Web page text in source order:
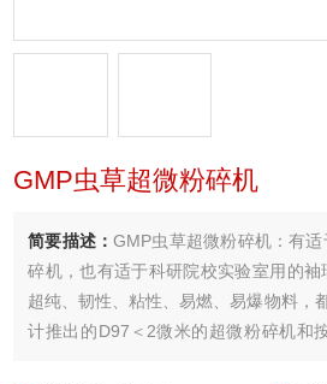
GMP虫草超微粉碎机
简要描述：GMP虫草超微粉碎机：有
碎机，也有适于科研院校实验室用的袖
超纯、韧性、粘性、易燃、易爆物料，
计推出的D97＜2微米的超微粉碎机和